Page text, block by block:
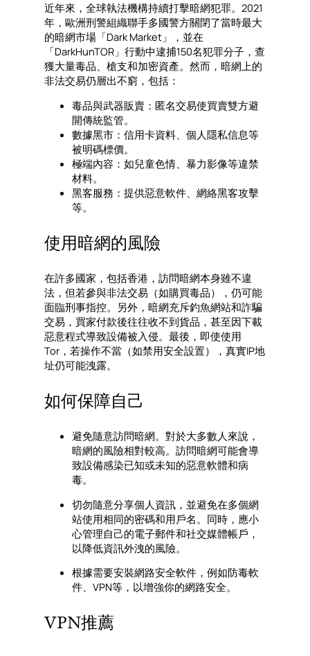
近年來，全球執法機構持續打擊暗網犯罪。2021
年，歐洲刑警組織聯手多國警方關閉了當時最大
的暗網市場「Dark Market」，並在
「DarkHunTOR」行動中逮捕150名犯罪分子，查
獲大量毒品、槍支和加密資產。然而，暗網上的
非法交易仍層出不窮，包括：
毒品與武器販賣：匿名交易使買賣雙方避
開傳統監管。
數據黑市：信用卡資料、個人隱私信息等
被明碼標價。
極端內容：如兒童色情、暴力影像等違禁
材料。
黑客服務：提供惡意軟件、網絡黑客攻擊
等。
使用暗網的風險
在許多國家，包括香港，訪問暗網本身雖不違
法，但若參與非法交易（如購買毒品），仍可能
面臨刑事指控。另外，暗網充斥釣魚網站和詐騙
交易，買家付款後往往收不到貨品，甚至因下載
惡意程式導致設備被入侵。最後，即使使用
Tor，若操作不當（如禁用安全設置），真實IP地
址仍可能洩露。
如何保障自己
避免隨意訪問暗網。對於大多數人來說，
暗網的風險相對較高。訪問暗網可能會導
致設備感染已知或未知的惡意軟體和病
毒。
切勿隨意分享個人資訊，並避免在多個網
站使用相同的密碼和用戶名。同時，應小
心管理自己的電子郵件和社交媒體帳戶，
以降低資訊外洩的風險。
根據需要安裝網路安全軟件，例如防毒軟
件、VPN等，以增強你的網路安全。
VPN推薦